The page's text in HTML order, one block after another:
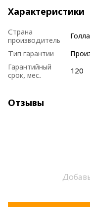
Характеристики
Страна
производитель
Тип гарантии
Гарантийный
срок, мес.
120
Отзывы